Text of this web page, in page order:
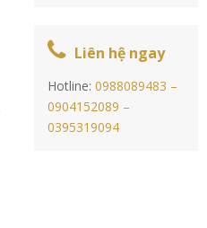
Liên hệ ngay
Hotline:0988089483 –
0904152089 –
0395319094